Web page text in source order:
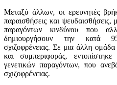
Μεταξύ άλλων, οι ερευνητές
παραισθήσεις και ψευδαισθήσεις,
παραγόντων κινδύνου που
δημιουργήσουν την κατά
σχιζοφρένειας. Σε μια άλλη
και συμπεριφοράς,
γενετικών παραγόντων, που
σχιζοφρένειας.